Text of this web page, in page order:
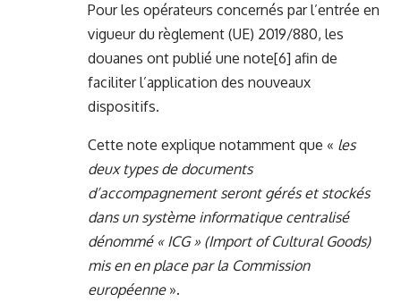
Pour les opérateurs concernés par l’entrée en
vigueur du règlement (UE) 2019/880, les
douanes ont publié une note[6] afin de
faciliter l’application des nouveaux
dispositifs.
Cette note explique notamment que « les
deux types de documents
d’accompagnement seront gérés et stockés
dans un système informatique centralisé
dénommé « ICG » (Import of Cultural Goods)
mis en en place par la Commission
européenne».